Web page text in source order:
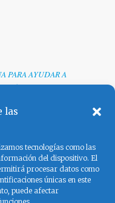
las
tecnologías como las
del dispositivo. El
procesar datos como
únicas en este
puede afectar
PARA AYUDAR A
19